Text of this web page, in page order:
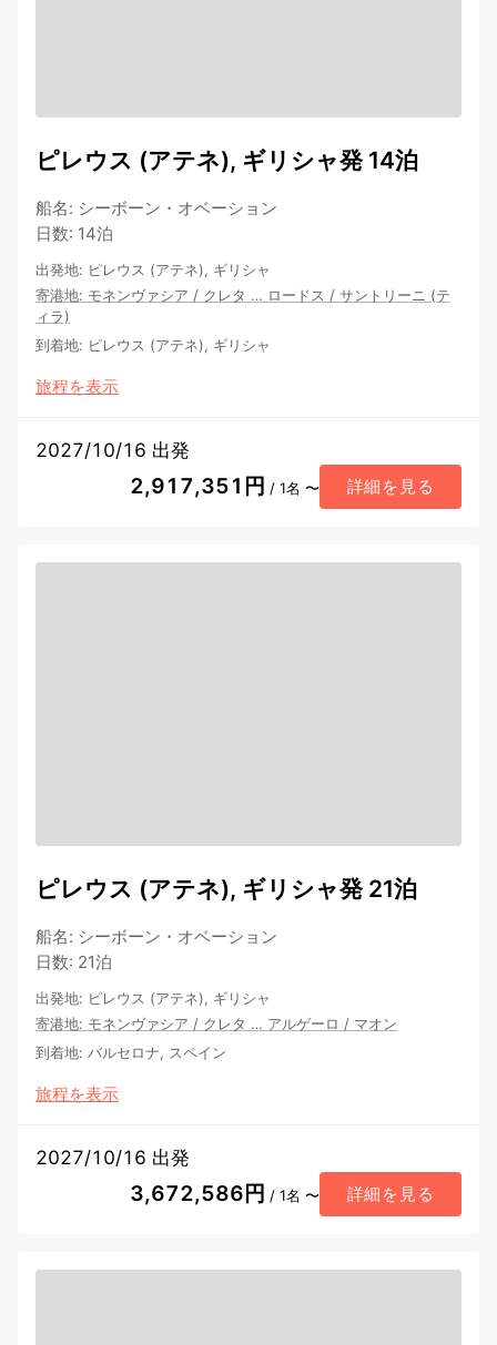
ピレウス (アテネ), ギリシャ発 14泊
船名: シーボーン・オベーション
日数: 14泊
出発地: ピレウス (アテネ), ギリシャ
寄港地: モネンヴァシア / クレタ … ロードス / サントリーニ (テ
ィラ)
到着地: ピレウス (アテネ), ギリシャ
旅程を表示
2027/10/16 出発
2,917,351円 / 1名 〜 詳細を見る
ピレウス (アテネ), ギリシャ発 21泊
船名: シーボーン・オベーション
日数: 21泊
出発地: ピレウス (アテネ), ギリシャ
寄港地: モネンヴァシア / クレタ … アルゲーロ / マオン
到着地: バルセロナ, スペイン
旅程を表示
2027/10/16 出発
3,672,586円 / 1名 〜 詳細を見る